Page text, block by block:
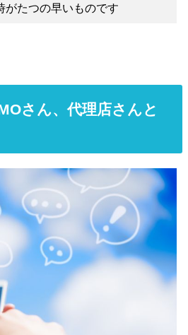
がたつの早いものです
さん、代理店さんと